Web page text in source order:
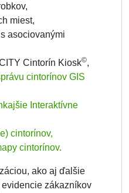
miest,
asociovanými
Cintorín Kiosk©,
cintorínov GIS
Interaktívne
cintorínov,
cintorínov.
ako aj ďalšie
zákazníkov